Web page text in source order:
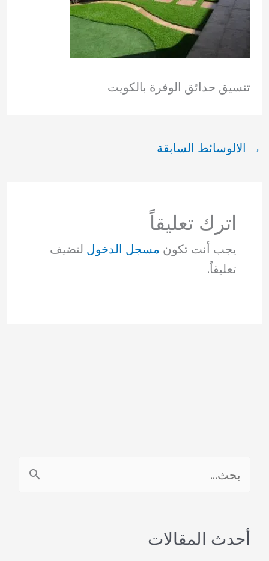
تنسيق حدائق الوفرة بالكويت
→ الالوسائط السابقة
اترك تعليقاً
يجب أنت تكون مسجل الدخول لتضيف
تعليقاً.
ل
ح
أحدث المقالات